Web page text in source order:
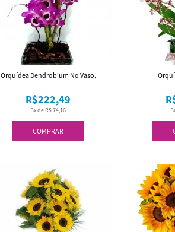
COMPRAR
3x de R$ 74,16
R$222,49
Orquídea Dendrobium No Vaso.